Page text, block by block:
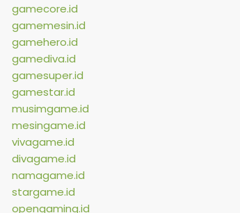
gamecore.id
gamemesin.id
gamehero.id
gamediva.id
gamesuper.id
gamestar.id
musimgame.id
mesingame.id
vivagame.id
divagame.id
namagame.id
stargame.id
opengaming.id